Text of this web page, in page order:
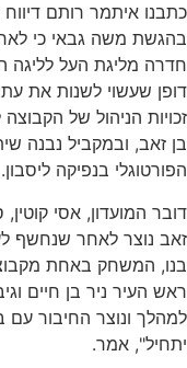
כתבנו איתמר רותם
בהגשת משה גבאי כי
חדרה מליגת העל לליגה
דופן שעשוי לשנות את
זכויות הניהול של
בן זאב, ובמקביל נבנה
הפורטוגלי בנפיקה ליסבון.
דובר המועדון, אסי
זאב נוצר לאחר שנחשף
בנו, המשחק באחת
ראש העיר ניר בן חיים
למהלך ונוצר החיבור עם
יתחיל", אמר.